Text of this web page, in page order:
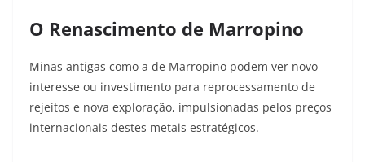
O Renascimento de Marropino
Minas antigas como a de Marropino podem ver novo
interesse ou investimento para reprocessamento de
rejeitos e nova exploração, impulsionadas pelos preços
internacionais destes metais estratégicos.